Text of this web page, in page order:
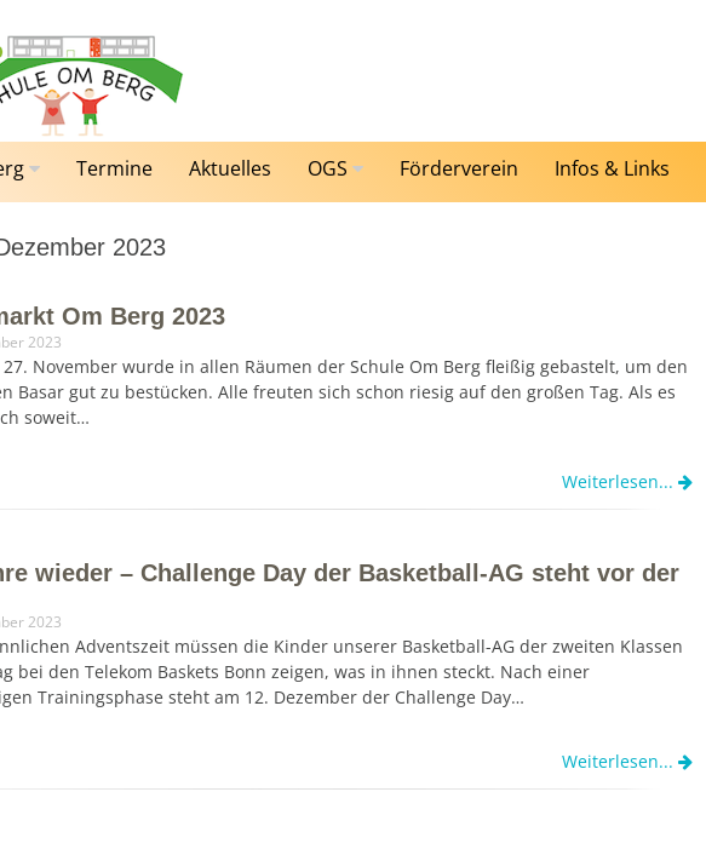
Termine Aktuelles OGS Förderverein Infos & Links
2023
Om Berg 2023
2023
November wurde in allen Räumen der Schule Om Berg fleißig gebastelt, um den
Basar gut zu bestücken. Alle freuten sich schon riesig auf den großen Tag. Als es
soweit…
Weiterlesen...
wieder – Challenge Day der Basketball-AG steht vor der
2023
Adventszeit müssen die Kinder unserer Basketball-AG der zweiten Klassen
bei den Telekom Baskets Bonn zeigen, was in ihnen steckt. Nach einer
Trainingsphase steht am 12. Dezember der Challenge Day…
Weiterlesen...